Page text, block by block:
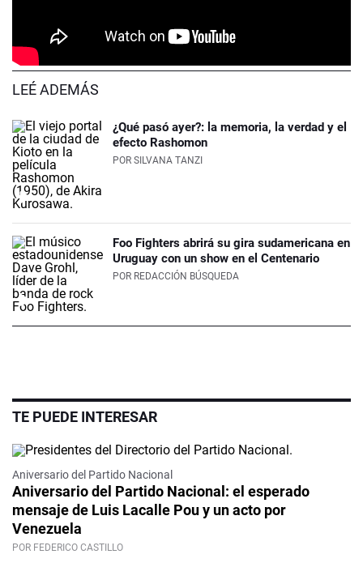
LEÉ ADEMÁS
¿Qué pasó ayer?: la memoria, la verdad y el
efecto Rashomon
POR SILVANA TANZI
Foo Fighters abrirá su gira sudamericana en
Uruguay con un show en el Centenario
POR REDACCIÓN BÚSQUEDA
TE PUEDE INTERESAR
Aniversario del Partido Nacional
Aniversario del Partido Nacional: el esperado
mensaje de Luis Lacalle Pou y un acto por
Venezuela
POR FEDERICO CASTILLO